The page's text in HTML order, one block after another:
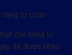
tự cuốn
che nắng tự
để được khảo